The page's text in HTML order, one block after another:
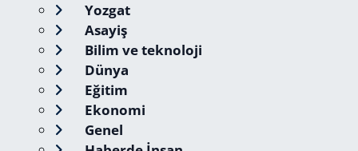
Yozgat
Asayiş
Bilim ve teknoloji
Dünya
Eğitim
Ekonomi
Genel